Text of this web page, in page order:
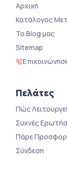
Αρχική
Κατάλογος
Το Blog μας
Sitemap
Πελάτες
Πώς
Συχνές
Πάρε
Σύνδεση